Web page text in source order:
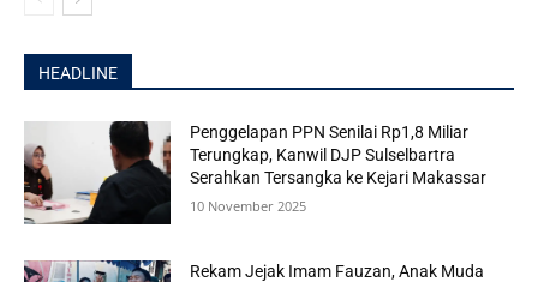
HEADLINE
Penggelapan PPN Senilai Rp1,8 Miliar
Terungkap, Kanwil DJP Sulselbartra
Serahkan Tersangka ke Kejari Makassar
10 November 2025
Rekam Jejak Imam Fauzan, Anak Muda